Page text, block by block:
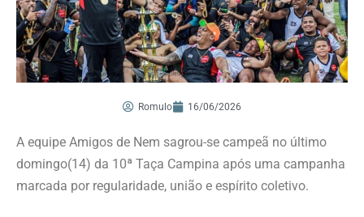
Romulo 16/06/2026
A equipe Amigos de Nem sagrou-se campeã no último
domingo(14) da 10ª Taça Campina após uma campanha
marcada por regularidade, união e espírito coletivo.